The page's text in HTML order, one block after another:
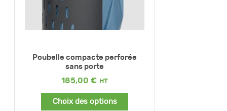
Poubelle compacte perforée
sans porte
185,00 €
Choix des options